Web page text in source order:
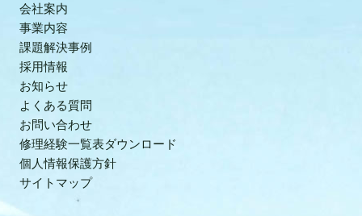
会社案内
事業内容
課題解決事例
採用情報
お知らせ
よくある質問
お問い合わせ
修理経験一覧表ダウンロード
個人情報保護方針
サイトマップ